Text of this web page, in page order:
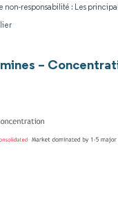
non-responsabilité : Les
–